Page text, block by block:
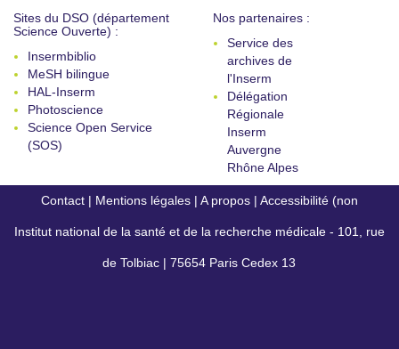
Sites du DSO (département
Science Ouverte) :
Insermbiblio
MeSH bilingue
HAL-Inserm
Photoscience
Science Open Service
(SOS)
Nos partenaires :
Service des
archives de
l'Inserm
Délégation
Régionale
Inserm
Auvergne
Rhône Alpes
Contact | Mentions légales | A propos | Accessibilité (non
conforme)
Institut national de la santé et de la recherche médicale - 101, rue
de Tolbiac | 75654 Paris Cedex 13